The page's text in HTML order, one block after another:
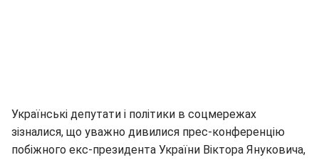
Українські депутати і політики в соцмережах
зізналися, що уважно дивилися прес-конференцію
побіжного екс-президента України Віктора Януковича,